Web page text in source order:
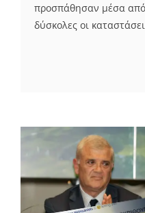
προσπάθησαν μέσα από
δύσκολες οι